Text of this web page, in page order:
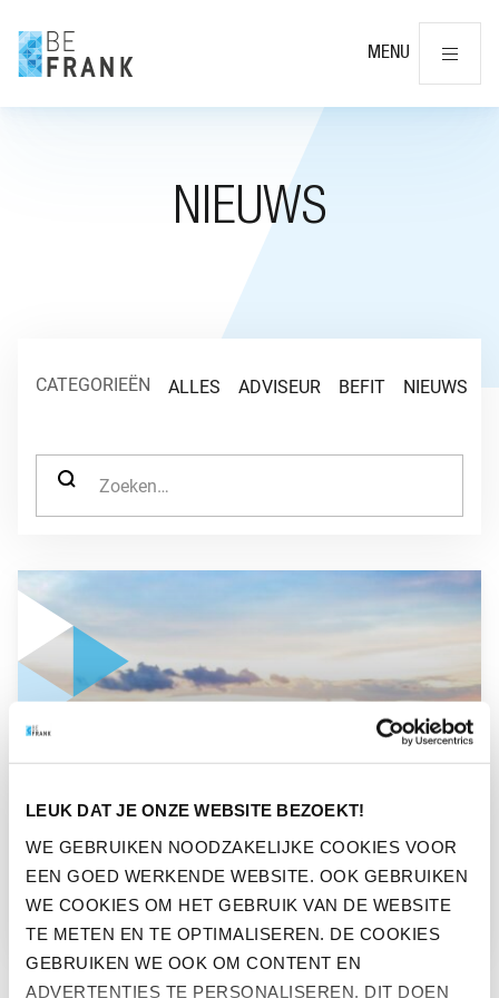
LEUK DAT JE ONZE WEBSITE BEZOEKT!
WE GEBRUIKEN NOODZAKELIJKE COOKIES VOOR
EEN GOED WERKENDE WEBSITE. OOK GEBRUIKEN
WE COOKIES OM HET GEBRUIK VAN DE WEBSITE
TE METEN EN TE OPTIMALISEREN. DE COOKIES
GEBRUIKEN WE OOK OM CONTENT EN
ADVERTENTIES TE PERSONALISEREN. DIT DOEN
MENU
NIEUWS
CATEGORIEËN ALLES ADVISEUR BEFIT NIEUWS
ZOEK NAAR:
GA NAAR “TIJDENS DE VAKANTIE FANTASEREN OVER
TIJDENS DE VAKANTIE
FANTASEREN OVER LATER